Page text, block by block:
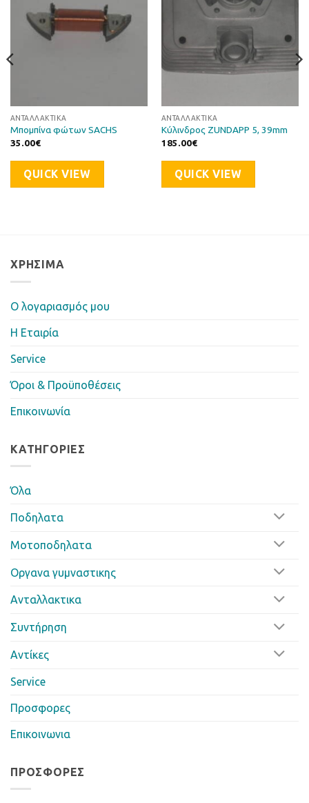
ΑΝΤΑΛΛΑΚΤΙΚΆ
Μπομπίνα φώτων SACHS
35.00€
QUICK VIEW
ΑΝΤΑΛΛΑΚΤΙΚΆ
Κύλινδρος ZUNDAPP 5, 39mm
185.00€
QUICK VIEW
ΧΡΉΣΙΜΑ
Ο λογαριασμός μου
Η Eταιρία
Service
Όροι & Προϋποθέσεις
Επικοινωνία
ΚΑΤΗΓΟΡΊΕΣ
Όλα
Ποδηλατα
Μοτοποδηλατα
Οργανα γυμναστικης
Ανταλλακτικα
Συντήρηση
Αντίκες
Service
Προσφορες
Επικοινωνια
ΠΡΟΣΦΟΡΈΣ